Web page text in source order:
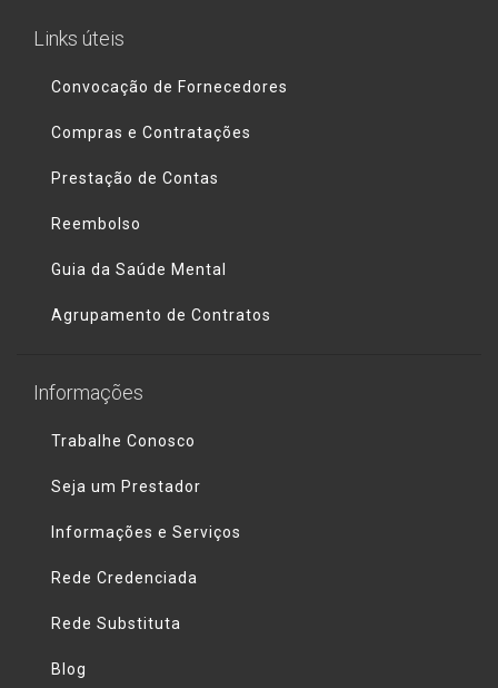
Links úteis
Convocação de Fornecedores
Compras e Contratações
Prestação de Contas
Reembolso
Guia da Saúde Mental
Agrupamento de Contratos
Informações
Trabalhe Conosco
Seja um Prestador
Informações e Serviços
Rede Credenciada
Rede Substituta
Blog